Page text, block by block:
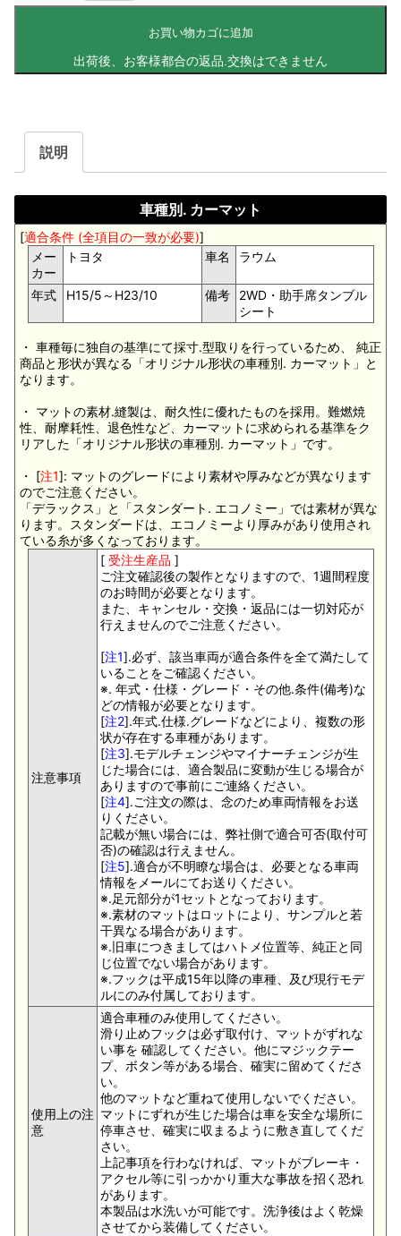
お買い物カゴに追加
説明
車種別. カーマット
[適合条件 (全項目の一致が必要)]
メー
カー
トヨタ 車名 ラウム
年式 H15/5～H23/10 備考
2WD・助手席タンブル
シート
・ 車種毎に独自の基準にて採寸.型取りを行っているため、 純正
商品と形状が異なる「オリジナル形状の車種別. カーマット」と
なります。
・ マットの素材.縫製は、耐久性に優れたものを採用。難燃焼
性、耐摩耗性、退色性など、カーマットに求められる基準をク
リアした「オリジナル形状の車種別. カーマット」です。
・ [注1]: マットのグレードにより素材や厚みなどが異なります
のでご注意ください。
「デラックス」と「スタンダート. エコノミー」では素材が異な
ります。スタンダードは、エコノミーより厚みがあり使用され
ている糸が多くなっております。
注意事項
[ 受注生産品 ]
ご注文確認後の製作となりますので、1週間程度
のお時間が必要となります。
また、キャンセル・交換・返品には一切対応が
行えませんのでご注意ください。
[注1].必ず、該当車両が適合条件を全て満たして
いることをご確認ください。
※. 年式・仕様・グレード・その他.条件(備考)な
どの情報が必要となります。
[注2].年式.仕様.グレードなどにより、複数の形
状が存在する車種があります。
[注3].モデルチェンジやマイナーチェンジが生
じた場合には、適合製品に変動が生じる場合が
ありますので事前にご連絡ください。
[注4].ご注文の際は、念のため車両情報をお送
りください。
記載が無い場合には、弊社側で適合可否(取付可
否)の確認は行えません。
[注5].適合が不明瞭な場合は、必要となる車両
情報をメールにてお送りください。
※.足元部分が1セットとなっております。
※.素材のマットはロットにより、サンプルと若
干異なる場合があります。
※.旧車につきましてはハトメ位置等、純正と同
じ位置でない場合があります。
※.フックは平成15年以降の車種、及び現行モデ
ルにのみ付属しております。
使用上の注
意
適合車種のみ使用してください。
滑り止めフックは必ず取付け、マットがずれな
い事を 確認してください。他にマジックテー
プ、ボタン等がある場合、確実に留めてくださ
い。
他のマットなど重ねて使用しないでください。
マットにずれが生じた場合は車を安全な場所に
停車させ、確実に収まるように敷き直してくだ
さい。
上記事項を行わなければ、マットがブレーキ・
アクセル等に引っかかり重大な事故を招く恐れ
があります。
本製品は水洗いが可能です。洗浄後はよく乾燥
させてから装備してください。